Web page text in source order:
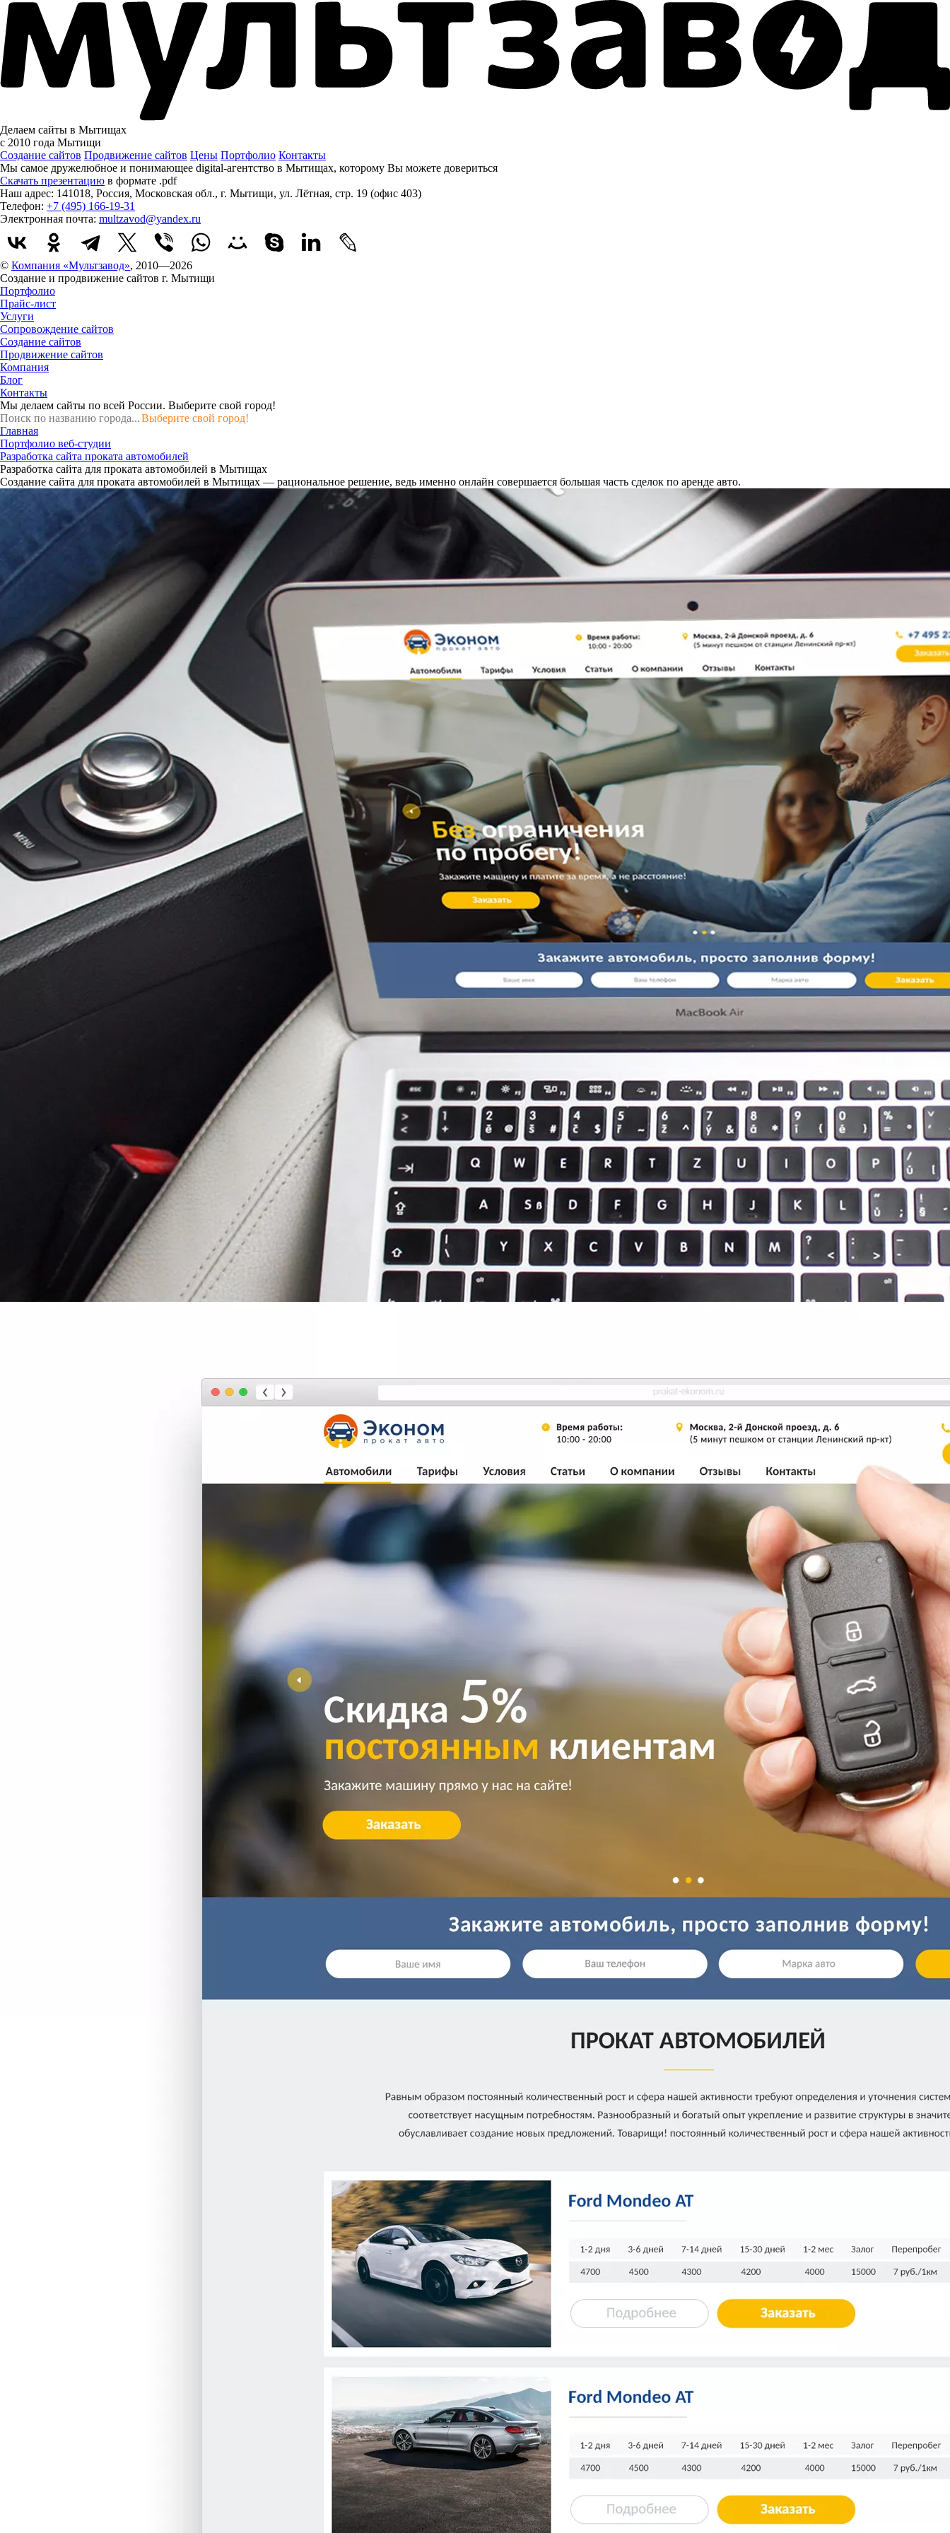
Делаем сайты в Мытищах
с 2010 года Мытищи
Создание сайтов Продвижение сайтов Цены Портфолио Контакты
Мы самое дружелюбное и понимающее digital-агентство в Мытищах, которому Вы можете довериться
Скачать презентацию в формате .pdf
Наш адрес: 141018, Россия, Московская обл., г. Мытищи, ул. Лётная, стр. 19 (офис 403)
Телефон: +7 (495) 166-19-31
Электронная почта: multzavod@yandex.ru
© Компания «Мультзавод», 2010—2026
Создание и продвижение сайтов г. Мытищи
Портфолио
Прайс-лист
Услуги
Сопровождение сайтов
Создание сайтов
Продвижение сайтов
Компания
Блог
Контакты
Мы делаем сайты по всей России. Выберите свой город!
Выберите свой город!
Главная
Портфолио веб-студии
Разработка сайта проката автомобилей
Разработка сайта для проката автомобилей в Мытищах
Создание сайта для проката автомобилей в Мытищах — рациональное решение, ведь именно онлайн совершается большая часть сделок по аренде авто.